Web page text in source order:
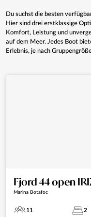
Du suchst die besten
Hier sind drei erstklassige
Komfort, Leistung und
auf dem Meer. Jedes Boot
Erlebnis, je nach
Fjord 44 open
Marina Botafoc
11 2